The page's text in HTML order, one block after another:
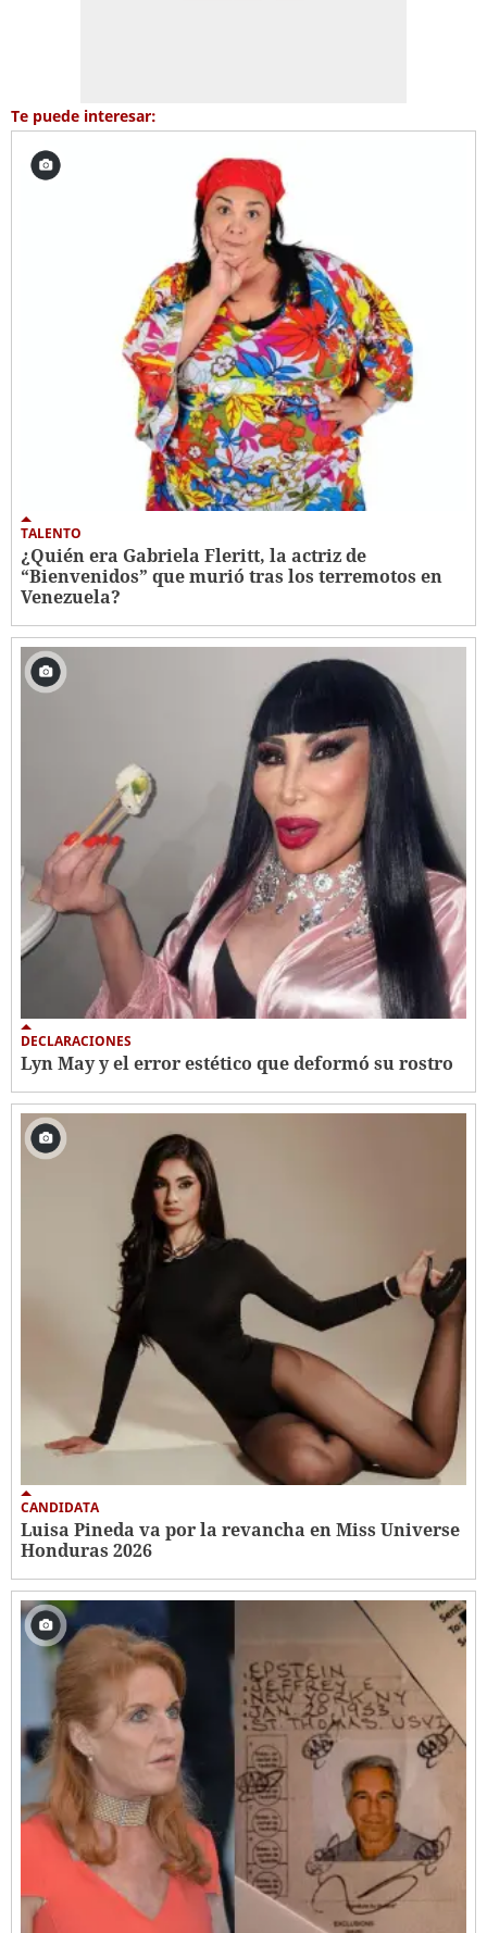
Te puede interesar:
TALENTO
¿Quién era Gabriela Fleritt, la actriz de
“Bienvenidos” que murió tras los terremotos en
Venezuela?
DECLARACIONES
Lyn May y el error estético que deformó su rostro
CANDIDATA
Luisa Pineda va por la revancha en Miss Universe
Honduras 2026